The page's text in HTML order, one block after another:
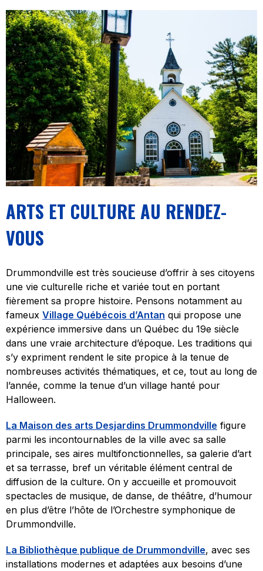
ARTS ET CULTURE AU RENDEZ-
VOUS
Drummondville est très soucieuse d’offrir à ses citoyens
une vie culturelle riche et variée tout en portant
fièrement sa propre histoire. Pensons notamment au
fameux Village Québécois d’Antan qui propose une
expérience immersive dans un Québec du 19e siècle
dans une vraie architecture d’époque. Les traditions qui
s’y expriment rendent le site propice à la tenue de
nombreuses activités thématiques, et ce, tout au long de
l’année, comme la tenue d’un village hanté pour
Halloween.
La Maison des arts Desjardins Drummondville figure
parmi les incontournables de la ville avec sa salle
principale, ses aires multifonctionnelles, sa galerie d’art
et sa terrasse, bref un véritable élément central de
diffusion de la culture. On y accueille et promouvoit
spectacles de musique, de danse, de théâtre, d’humour
en plus d’être l’hôte de l’Orchestre symphonique de
Drummondville.
La Bibliothèque publique de Drummondville, avec ses
installations modernes et adaptées aux besoins d’une